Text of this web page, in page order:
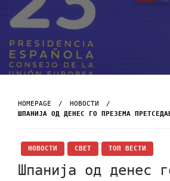
HOMEPAGE
НОВОСТИ
ШПАНИЈА ОД ДЕНЕС ГО ПРЕЗЕМА
НОВОСТИ СВЕТ ТОП ВЕСТИ
Шпанија од денес